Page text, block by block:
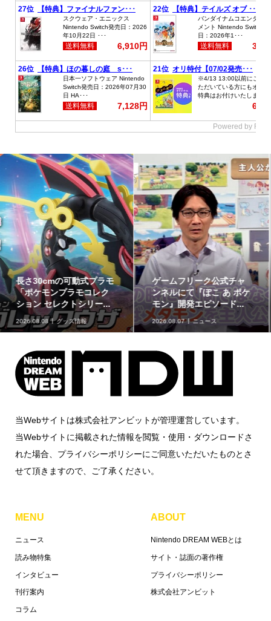
最初のパートナーポケモ
ンなど30種！「ポケット
モンスター30周年 ミニ...
2026.08.07 グッズ情報
ポケモンの姿のソフビ貯
金箱「ポケモンコインバ
ンク」に、ゲンガーな...
2026.08.07 グッズ情報
当Webサイトは株式会社アンビットが管理運営しています。
当Webサイトに掲載された情報を閲覧・使用・ダウンロードさ
れた場合、プライバシーポリシーにご同意いただいたものとさ
せて頂きますので、ご了承ください。
MENU
ニュース
読み物特集
インタビュー
刊行案内
コラム
ABOUT
Nintendo DREAM WEBとは
サイト・誌面の著作権
プライバシーポリシー
株式会社アンビット